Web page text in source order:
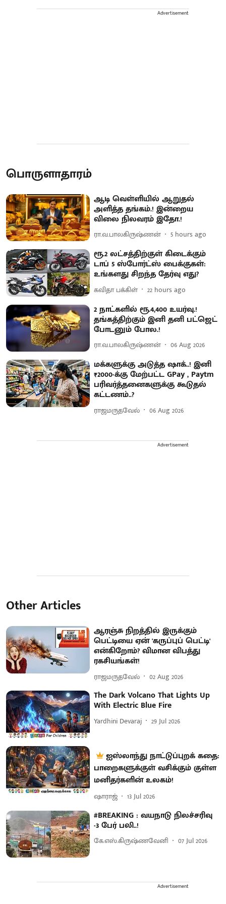
Advertisement
பொருளாதாரம்
ஆடி வெள்ளியில் ஆறுதல்
அளித்த தங்கம்.! இன்றைய
விலை நிலவரம் இதோ.!
ரா.வ.பாலகிருஷ்ணன் 5 hours ago
ரூ.2 லட்சத்திற்குள் கிடைக்கும்
டாப் 5 ஸ்போர்ட்ஸ் பைக்குகள்:
உங்களது சிறந்த தேர்வு எது?
கவிதா பக்கிள் 22 hours ago
2 நாட்களில் ரூ.4,400 உயர்வு.!
தங்கத்திற்கும் இனி தனி பட்ஜெட்
போடனும் போல.!
ரா.வ.பாலகிருஷ்ணன் 06 Aug 2026
மக்களுக்கு அடுத்த ஷாக்..! இனி
₹2000-க்கு மேற்பட்ட GPay , Paytm
பரிவர்த்தனைகளுக்கு கூடுதல்
கட்டணம்..?
ராஜமருதவேல் 06 Aug 2026
Advertisement
Other Articles
ஆரஞ்சு நிறத்தில் இருக்கும்
பெட்டியை ஏன் 'கருப்புப் பெட்டி'
என்கிறோம்? விமான விபத்து
ரகசியங்கள்!
ராஜமருதவேல் 02 Aug 2026
The Dark Volcano That Lights Up
With Electric Blue Fire
Yardhini Devaraj 29 Jul 2026
ஐஸ்லாந்து நாட்டுப்புறக் கதை:
பாறைகளுக்குள் வசிக்கும் குள்ள
மனிதர்களின் உலகம்!
ஷாராஜ் 13 Jul 2026
#BREAKING : வயநாடு நிலச்சரிவு
-3 பேர் பலி..!
கே.எஸ்.கிருஷ்ணவேனி 07 Jul 2026
Advertisement